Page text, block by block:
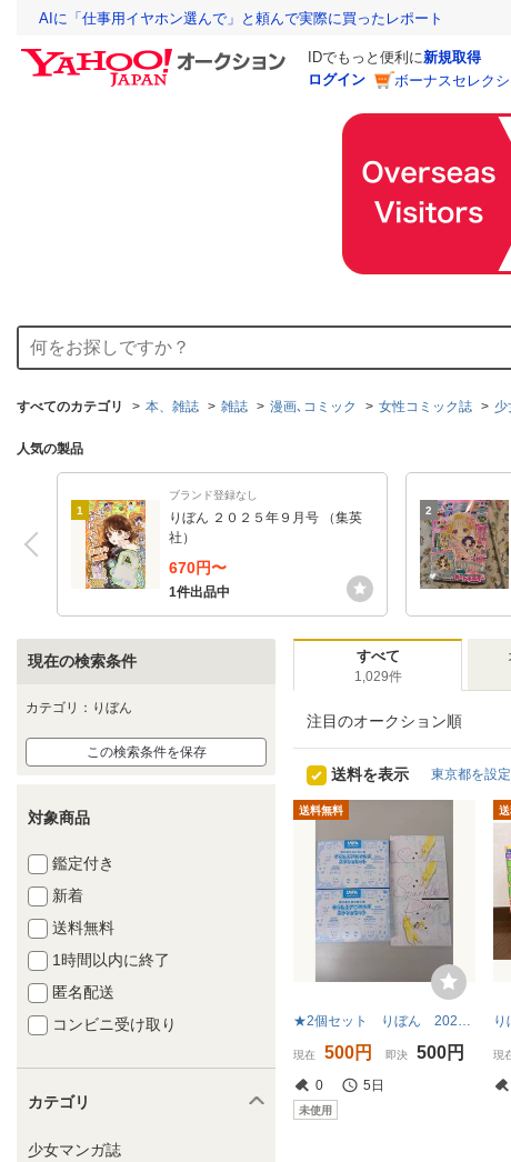
AIに「仕事用イヤホン選んで」と頼んで実際に買ったレポート
IDでもっと便利に新規取得
ログイン
ボーナスセレク
すべてのカテゴリ 本、雑誌 雑誌 漫画､コミック 女性コミック誌 少
人気の製品
1
ブランド登録なし
りぼん ２０２５年９月号 （集英
社）
670円〜
1件出品中
2
現在の検索条件
カテゴリ：りぼん
この検索条件を保存
対象商品
鑑定付き
新着
送料無料
1時間以内に終了
匿名配送
コンビニ受け取り
カテゴリ
少女マンガ誌
すべて
1,029件
注目のオークション順
送料を表示 東京都を設
送料無料
★2個セット りぼん 2026年7月号 付録 そらもふアニマルズステショセット 未開封
現在 500円 即決 500円
0 5日
未使用
現